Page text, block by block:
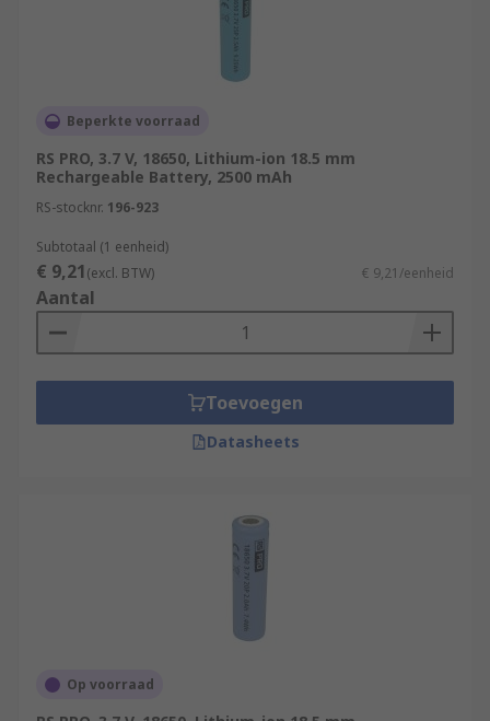
Beperkte voorraad
RS PRO, 3.7 V, 18650, Lithium-ion 18.5 mm
Rechargeable Battery, 2500 mAh
RS-stocknr. 196-923
Subtotaal (1 eenheid)
€ 9,21(excl. BTW) € 9,21/eenheid
Aantal
Toevoegen
Datasheets
Op voorraad